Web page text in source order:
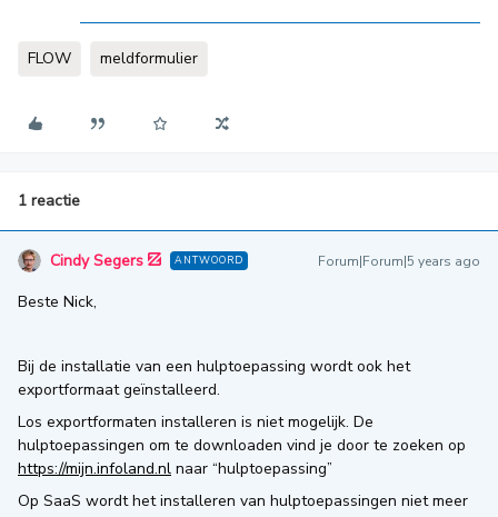
FLOW meldformulier
1 reactie
Cindy Segers ANTWOORD Forum|Forum|5 years ago
Beste Nick,
Bij de installatie van een hulptoepassing wordt ook het
exportformaat geïnstalleerd.
Los exportformaten installeren is niet mogelijk. De
hulptoepassingen om te downloaden vind je door te zoeken op
https://mijn.infoland.nl naar “hulptoepassing”
Op SaaS wordt het installeren van hulptoepassingen niet meer